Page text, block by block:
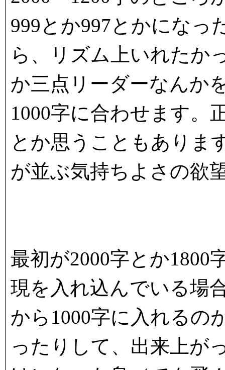
999とか997とかになっ
ら、リズム上いれたか
か三点リーダーなんか
1000字に合わせます。
とか思うこともありま
が並ぶ気持ちよさの
最初が2000字とか1800
現を入れ込んでいる場
から1000字に入れるの
ったりして、出来上が